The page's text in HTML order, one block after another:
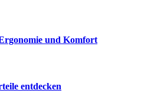
und Komfort
entdecken